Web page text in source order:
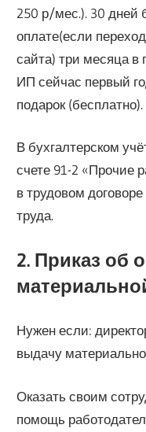
250 р/мес.). 30 дней
оплате(если
сайта) три месяца в
ИП сейчас первый
подарок (бесплатно).
В бухгалтерском
счете 91-2 «Прочие
в трудовом
труда.
2. Приказ об
Нужен если:
выдачу
Оказать своим
помощь